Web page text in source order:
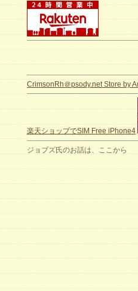
CrimsonRh＠psody.net Store by
楽天ショップでSIM Free iPhone4
ジョブズ氏のお話は、ここから